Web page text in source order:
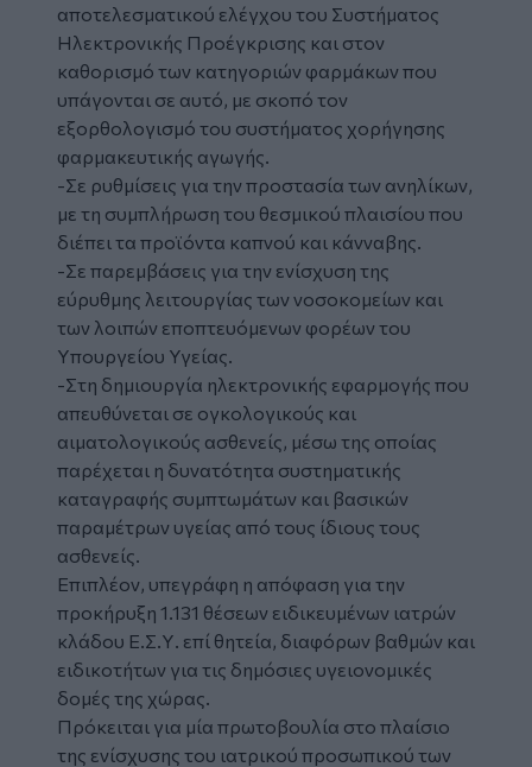
αποτελεσματικού ελέγχου του Συστήματος
Ηλεκτρονικής Προέγκρισης και στον
καθορισμό των κατηγοριών φαρμάκων που
υπάγονται σε αυτό, με σκοπό τον
εξορθολογισμό του συστήματος χορήγησης
φαρμακευτικής αγωγής.
-Σε ρυθμίσεις για την προστασία των ανηλίκων,
με τη συμπλήρωση του θεσμικού πλαισίου που
διέπει τα προϊόντα καπνού και κάνναβης.
-Σε παρεμβάσεις για την ενίσχυση της
εύρυθμης λειτουργίας των νοσοκομείων και
των λοιπών εποπτευόμενων φορέων του
Υπουργείου Υγείας.
-Στη δημιουργία ηλεκτρονικής εφαρμογής που
απευθύνεται σε ογκολογικούς και
αιματολογικούς ασθενείς, μέσω της οποίας
παρέχεται η δυνατότητα συστηματικής
καταγραφής συμπτωμάτων και βασικών
παραμέτρων υγείας από τους ίδιους τους
ασθενείς.
Επιπλέον, υπεγράφη η απόφαση για την
προκήρυξη 1.131 θέσεων ειδικευμένων ιατρών
κλάδου Ε.Σ.Υ. επί θητεία, διαφόρων βαθμών και
ειδικοτήτων για τις δημόσιες υγειονομικές
δομές της χώρας.
Πρόκειται για μία πρωτοβουλία στο πλαίσιο
της ενίσχυσης του ιατρικού προσωπικού των